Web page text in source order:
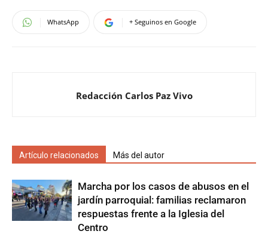
WhatsApp + Seguinos en Google
Redacción Carlos Paz Vivo
Artículo relacionados Más del autor
Marcha por los casos de abusos en el
jardín parroquial: familias reclamaron
respuestas frente a la Iglesia del
Centro